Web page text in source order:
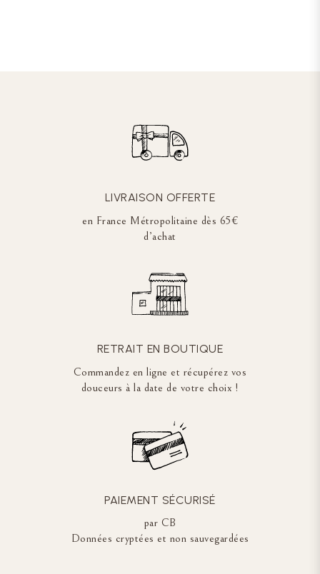
LIVRAISON OFFERTE
en France Métropolitaine dès 65€
d’achat
RETRAIT EN BOUTIQUE
Commandez en ligne et récupérez vos
douceurs à la date de votre choix !
PAIEMENT SÉCURISÉ
par CB
Données cryptées et non sauvegardées